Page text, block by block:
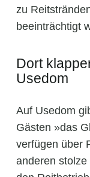
zu
beeinträchtigt
Dort
Usedom
Auf Usedom
Gästen »das
verfügen über
anderen